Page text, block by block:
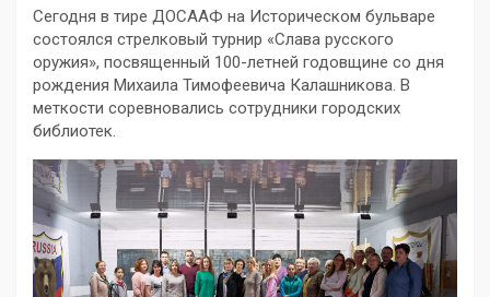
Сегодня в тире ДОСААФ на Историческом бульваре
состоялся стрелковый турнир «Слава русского
оружия», посвященный 100-летней годовщине со дня
рождения Михаила Тимофеевича Калашникова. В
меткости соревновались сотрудники городских
библиотек.